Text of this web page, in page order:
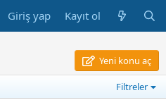
Giriş yap Kayıt ol
Yeni konu aç
Filtreler